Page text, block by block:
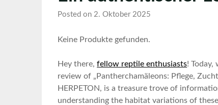
Posted on 2. Oktober 2025
Keine Produkte gefunden.
Hey ​there,fellow reptile enthusiasts!
review of „Pantherchamäleons: Pflege,
HERPETON, is⁤ a treasure trove of
understanding the habitat variations of